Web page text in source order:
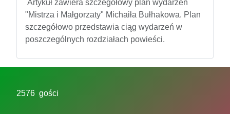
Artykuł zawiera szczegółowy plan wydarzeń
"Mistrza i Małgorzaty" Michaiła Bułhakowa. Plan
szczegółowo przedstawia ciąg wydarzeń w
poszczególnych rozdziałach powieści.
2576 gości